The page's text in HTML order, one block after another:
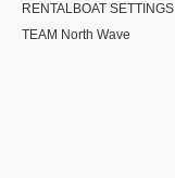
RENTALBOAT SETTINGS
TEAM North Wave